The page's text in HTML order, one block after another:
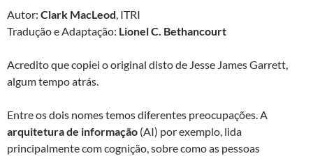
Autor: Clark MacLeod, ITRI
Tradução e Adaptação: Lionel C. Bethancourt
Acredito que copiei o original disto de Jesse James Garrett,
algum tempo atrás.
Entre os dois nomes temos diferentes preocupações. A
arquitetura de informação (AI) por exemplo, lida
principalmente com cognição, sobre como as pessoas